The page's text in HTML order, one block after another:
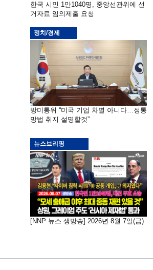
한국 시민 1만1040명, 중앙선관위에 선
거자료 임의제출 요청
정치/경제
방미통위 “미국 기업 차별 아니다…정통
망법 취지 설명할것”
뉴스브리핑
[NNP 뉴스 생방송] 2026년 8월 7일(금)